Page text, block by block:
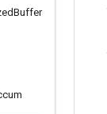
Buffer